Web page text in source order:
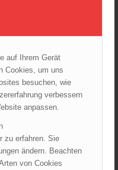
auf Ihrem Gerät
Cookies, um uns
besuchen, wie
verbessern
anpassen.
zu erfahren. Sie
ändern. Beachten
von Cookies
Einsatzstellen“